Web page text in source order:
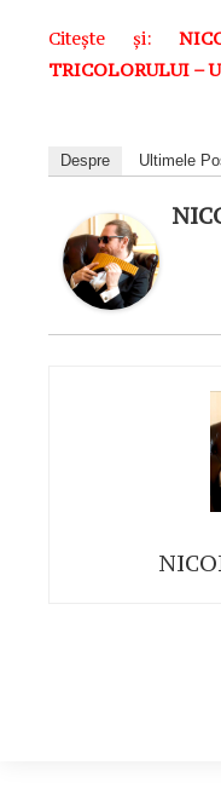
Citește și:
TRICOLORULUI –
Despre Ultimele